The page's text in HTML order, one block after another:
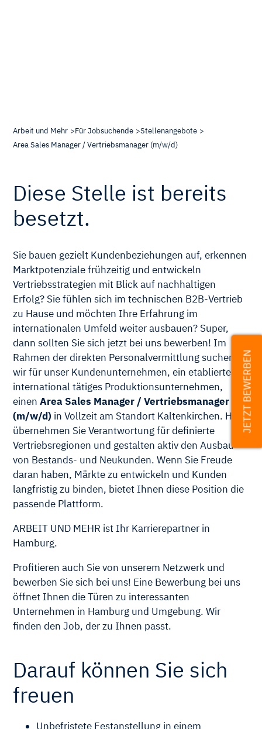
Arbeit und Mehr Für Jobsuchende
Stellenangebote
Area Sales Manager / Vertriebsmanager (m/w/d)
Diese Stelle ist bereits
besetzt.
Sie bauen gezielt Kundenbeziehungen auf, erkennen
Marktpotenziale frühzeitig und entwickeln
Vertriebsstrategien mit Blick auf nachhaltigen
Erfolg? Sie fühlen sich im technischen B2B-Vertrieb
zu Hause und möchten Ihre Erfahrung im
internationalen Umfeld weiter ausbauen? Super,
dann sollten Sie sich jetzt bei uns bewerben! Im
Rahmen der direkten Personalvermittlung suchen
wir für unser Kundenunternehmen, ein etabliertes,
international tätiges Produktionsunternehmen,
einenArea Sales Manager / Vertriebsmanager
(m/w/d) in Vollzeit am Standort Kaltenkirchen. Hier
übernehmen Sie Verantwortung für definierte
Vertriebsregionen und gestalten aktiv den Ausbau
von Bestands- und Neukunden. Wenn Sie Freude
daran haben, Märkte zu entwickeln und Kunden
langfristig zu binden, bietet Ihnen diese Position die
passende Plattform.
ARBEIT UND MEHR ist Ihr Karrierepartner in
Hamburg.
Profitieren auch Sie von unserem Netzwerk und
bewerben Sie sich bei uns! Eine Bewerbung bei uns
öffnet Ihnen die Türen zu interessanten
Unternehmen in Hamburg und Umgebung. Wir
finden den Job, der zu Ihnen passt.
Darauf können Sie sich
freuen
Unbefristete Festanstellung in einem
JETZT BEWERBEN